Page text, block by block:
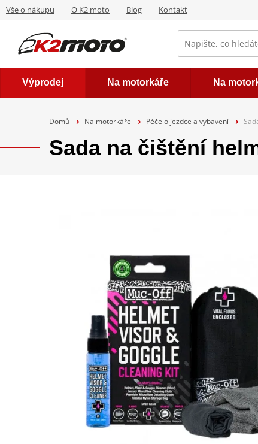
Vše o nákupu O K2 moto Blog Kontakt
Výprodej Na motorkáře Na
Domů Na motorkáře Péče o jezdce a vybavení
Sada na čištění